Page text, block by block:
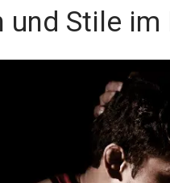
und Stile im